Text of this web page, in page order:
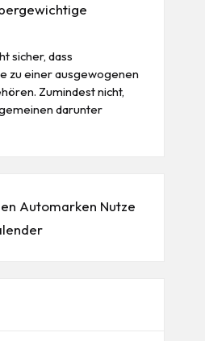
sicher, dass
zu einer ausgewogenen
Zumindest nicht,
darunter
Automarken Nutze